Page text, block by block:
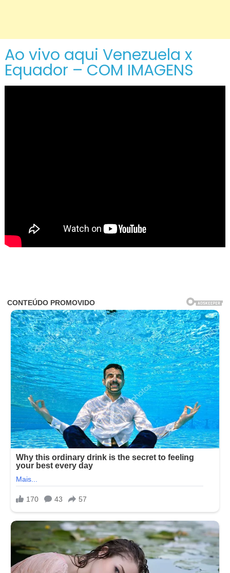
Ao vivo aqui Venezuela x
Equador – COM IMAGENS